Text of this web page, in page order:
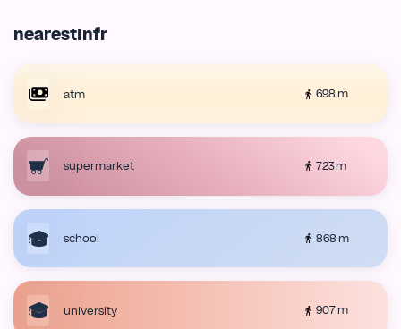
nearestInfr
atm 698 m
supermarket 723 m
school 868 m
university 907 m